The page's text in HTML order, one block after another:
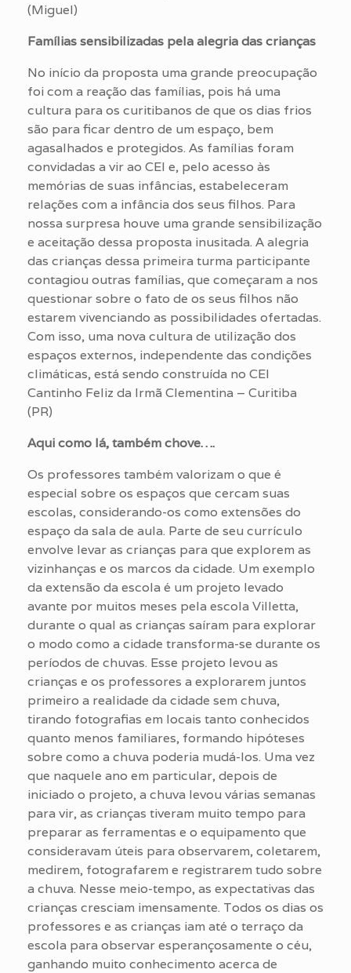
(Miguel)
Famílias sensibilizadas pela alegria das crianças
No início da proposta uma grande preocupação
foi com a reação das famílias, pois há uma
cultura para os curitibanos de que os dias frios
são para ficar dentro de um espaço, bem
agasalhados e protegidos. As famílias foram
convidadas a vir ao CEI e, pelo acesso às
memórias de suas infâncias, estabeleceram
relações com a infância dos seus filhos. Para
nossa surpresa houve uma grande sensibilização
e aceitação dessa proposta inusitada. A alegria
das crianças dessa primeira turma participante
contagiou outras famílias, que começaram a nos
questionar sobre o fato de os seus filhos não
estarem vivenciando as possibilidades ofertadas.
Com isso, uma nova cultura de utilização dos
espaços externos, independente das condições
climáticas, está sendo construída no CEI
Cantinho Feliz da Irmã Clementina – Curitiba
(PR)
Aqui como lá, também chove….
Os professores também valorizam o que é
especial sobre os espaços que cercam suas
escolas, considerando-os como extensões do
espaço da sala de aula. Parte de seu currículo
envolve levar as crianças para que explorem as
vizinhanças e os marcos da cidade. Um exemplo
da extensão da escola é um projeto levado
avante por muitos meses pela escola Villetta,
durante o qual as crianças saíram para explorar
o modo como a cidade transforma-se durante os
períodos de chuvas. Esse projeto levou as
crianças e os professores a explorarem juntos
primeiro a realidade da cidade sem chuva,
tirando fotografias em locais tanto conhecidos
quanto menos familiares, formando hipóteses
sobre como a chuva poderia mudá-los. Uma vez
que naquele ano em particular, depois de
iniciado o projeto, a chuva levou várias semanas
para vir, as crianças tiveram muito tempo para
preparar as ferramentas e o equipamento que
consideravam úteis para observarem, coletarem,
medirem, fotografarem e registrarem tudo sobre
a chuva. Nesse meio-tempo, as expectativas das
crianças cresciam imensamente. Todos os dias os
professores e as crianças iam até o terraço da
escola para observar esperançosamente o céu,
ganhando muito conhecimento acerca de